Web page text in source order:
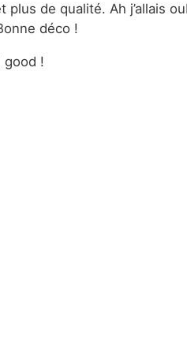
de qualité. Ah j’allais
déco !
good !